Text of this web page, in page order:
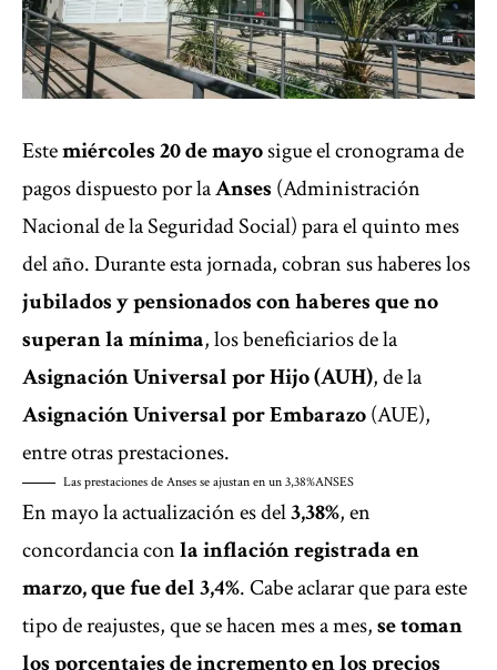
Estemiércoles 20 de mayosigue elcronograma de
pagosdispuesto por laAnses (Administración
Nacional de la Seguridad Social) para el quinto mes
del año. Durante esta jornada, cobran sus haberes los
jubilados y pensionados con haberes que no
superan la mínima, los beneficiarios de la
Asignación Universal por Hijo (AUH), de la
Asignación Universal por Embarazo(AUE),
entre otras prestaciones.
Las prestaciones de Anses se ajustan en un 3,38%ANSES
En mayo la actualización es del3,38%, en
concordancia conla inflación registrada en
marzo, que fue del 3,4%. Cabe aclarar que para este
tipo de reajustes, que se hacen mes a mes,se toman
los porcentajes de incremento en los precios